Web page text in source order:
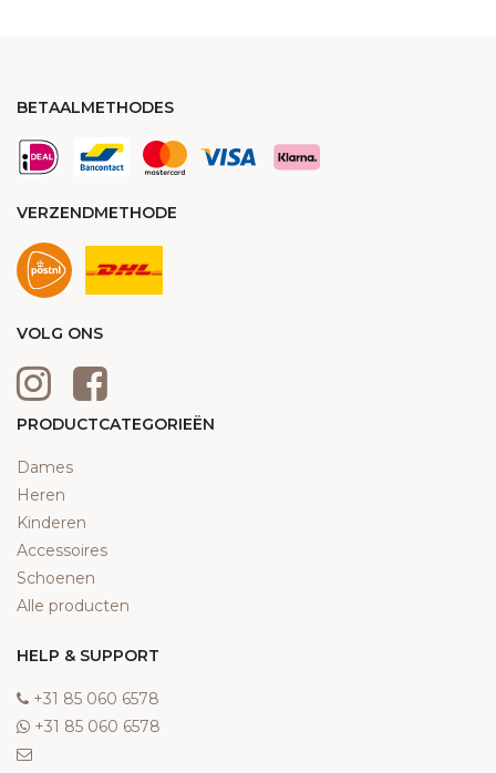
BETAALMETHODES
VERZENDMETHODE
VOLG ONS
PRODUCTCATEGORIEËN
Dames
Heren
Kinderen
Accessoires
Schoenen
Alle producten
HELP & SUPPORT
‎+31 85 060 6578
‎+31 85 060 6578